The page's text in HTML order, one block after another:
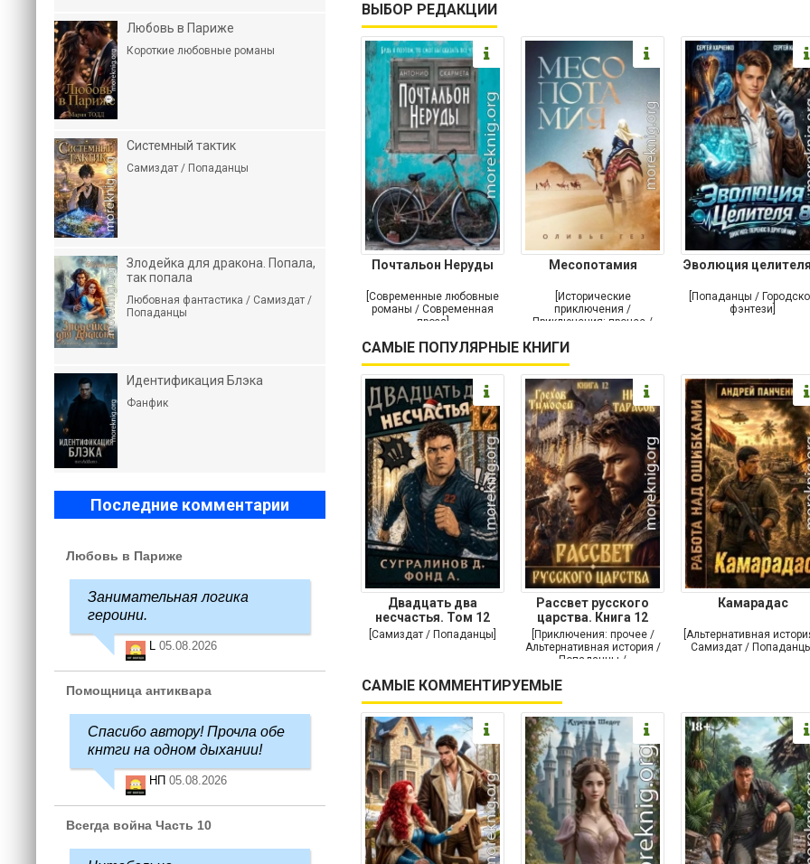
ВЫБОР РЕДАКЦИИ
Почтальон Неруды
[Современные любовные
романы / Современная
проза]
Месопотамия
[Исторические
приключения /
Приключения: прочее /
Историческая проза]
Эволюция
[Попаданцы /
фэнтези]
САМЫЕ ПОПУЛЯРНЫЕ КНИГИ
Двадцать два
несчастья. Том 12
[Самиздат / Попаданцы]
Рассвет русского
царства. Книга 12
[Приключения: прочее /
Альтернативная история /
Попаданцы /
приключения]
Камарадас
[Альтернативная
Самиздат /
САМЫЕ КОММЕНТИРУЕМЫЕ
Любовь в Париже
Короткие любовные романы
Системный тактик
Самиздат / Попаданцы
Злодейка для дракона. Попала,
так попала
Любовная фантастика / Самиздат /
Попаданцы
Идентификация Блэка
Фанфик
Последние комментарии
Любовь в Париже
Занимательная логика
героини.
L 05.08.2026
Помощница антиквара
Спасибо автору! Прочла обе
кнтги на одном дыхании!
НП 05.08.2026
Всегда война Часть 10